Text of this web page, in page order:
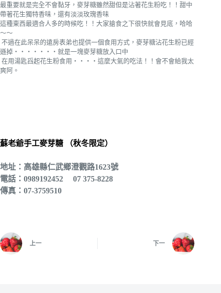
最重要就是完全不會黏牙，麥芽糖雖然甜但是沾著花生粉吃！！甜中
帶著花生獨特香味，還有淡淡玫瑰香味
這種東西最適合人多的時候吃！！大家搶食之下很快就會見底，哈哈
～～
不過在此呆呆的遠房表弟也提供一個食用方式，麥芽糖沾花生粉已經
遜掉‧‧‧‧‧‧‧就是一塊麥芽糖放入口中
在用湯匙舀起花生粉食用‧‧‧‧這麼大氣的吃法！！會不會給我太
爽阿。
蘇老爺手工麥芽糖 （秋冬限定）
地址：高雄縣仁武鄉澄觀路1623號
電話：0989192452 07 375-8228
傳真：07-3759510
上一 下一